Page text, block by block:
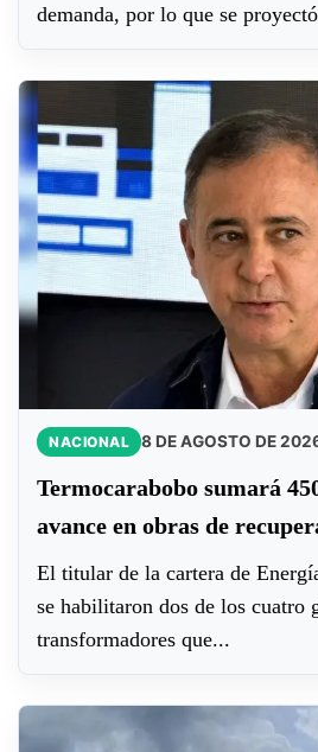
demanda, por lo que se
NACIONAL 8 DE AGOSTO DE
Termocarabobo sumará
avance en obras de
El titular de la cartera de
se habilitaron dos de los cuatro
transformadores que...